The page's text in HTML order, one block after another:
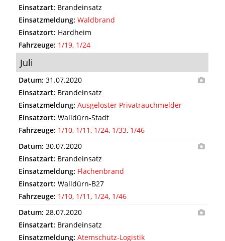
Einsatzart: Brandeinsatz
Einsatzmeldung: Waldbrand
Einsatzort: Hardheim
Fahrzeuge: 1/19, 1/24
Juli
Datum: 31.07.2020
Einsatzart: Brandeinsatz
Einsatzmeldung: Ausgelöster Privatrauchmelder
Einsatzort: Walldürn-Stadt
Fahrzeuge: 1/10, 1/11, 1/24, 1/33, 1/46
Datum: 30.07.2020
Einsatzart: Brandeinsatz
Einsatzmeldung: Flächenbrand
Einsatzort: Walldürn-B27
Fahrzeuge: 1/10, 1/11, 1/24, 1/46
Datum: 28.07.2020
Einsatzart: Brandeinsatz
Einsatzmeldung: Atemschutz-Logistik